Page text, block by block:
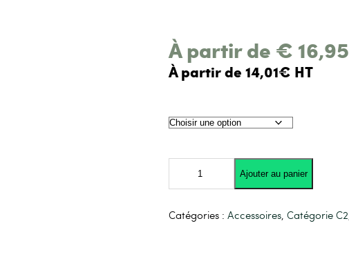
À partir de € 16,95
À partir de 14,01€ HT
quantité
ROTATIF
Ajouter au panier
Catégories :Accessoires ,Catégorie C2